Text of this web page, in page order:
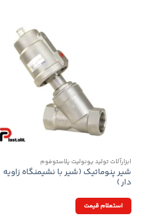
ابزارآلات تولید یونولیت پلاستوفوم
شیر پنوماتیک (شیر با نشیمنگاه زاویه
دار )
استعلام قیمت